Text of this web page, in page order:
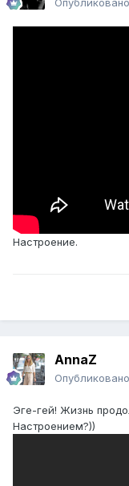
Опубликовано
Настроение.
AnnaZ
Опубликовано
Эге-гей! Жизнь
Настроением?))